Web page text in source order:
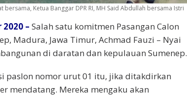
Ketua Banggar DPR RI, MH Said Abdullah bersama Istri
– Salah satu komitmen Pasangan Calon
Madura, Jawa Timur, Achmad Fauzi – Nyai
di daratan dan kepulauan Sumenep.
paslon nomor urut 01 itu, jika ditakdirkan
mendatang. Mereka mengaku akan